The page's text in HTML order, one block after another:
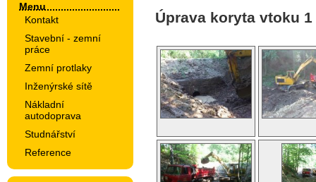
Menu
Kontakt
Stavební - zemní
práce
Zemní protlaky
Inženýrské sítě
Nákladní
autodoprava
Studnářství
Reference
Úprava koryta vtoku 1